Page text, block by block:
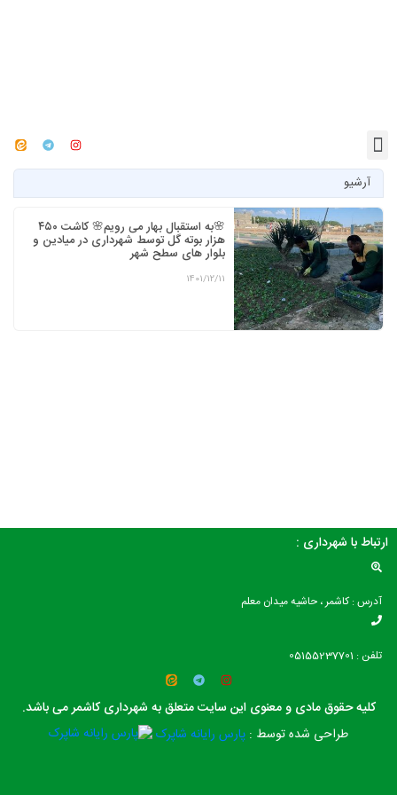
آرشیو
🌸به استقبال بهار می رویم🌸 کاشت ۴۵۰
هزار بوته گل توسط شهرداری در میادین و
بلوار های سطح شهر
1401/12/11
ارتباط با شهرداری :
آدرس : کاشمر ، حاشیه میدان معلم
تلفن : 05155237701
کلیه حقوق مادی و معنوی این سایت متعلق به شهرداری کاشمر می باشد.
طراحی شده توسط : پارس رایانه شاپرک